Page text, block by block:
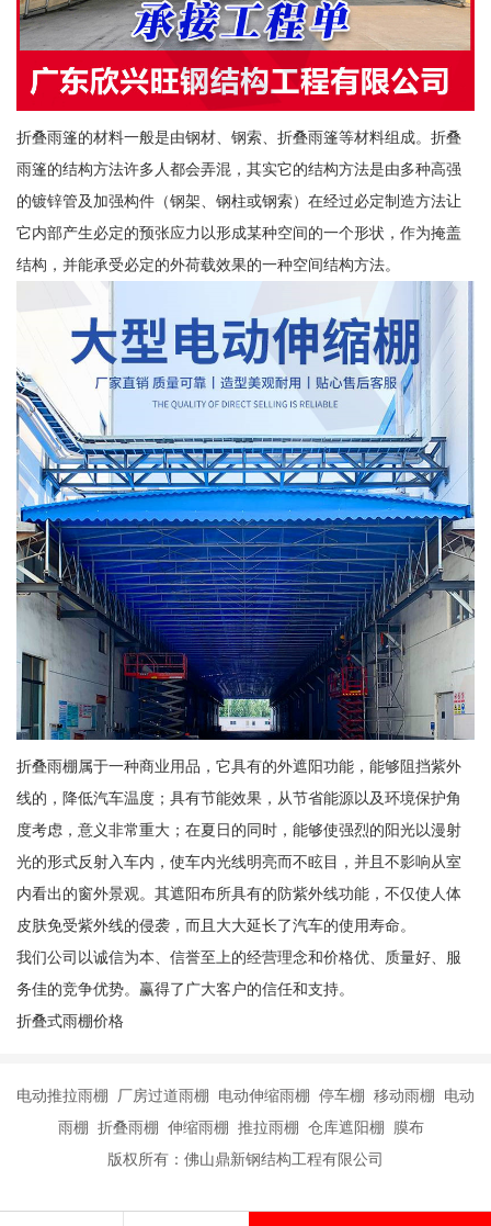
折叠雨篷的材料一般是由钢材、钢索、折叠雨篷等材料组成。折叠
雨篷的结构方法许多人都会弄混，其实它的结构方法是由多种高强
的镀锌管及加强构件（钢架、钢柱或钢索）在经过必定制造方法让
它内部产生必定的预张应力以形成某种空间的一个形状，作为掩盖
结构，并能承受必定的外荷载效果的一种空间结构方法。
折叠雨棚属于一种商业用品，它具有的外遮阳功能，能够阻挡紫外
线的，降低汽车温度；具有节能效果，从节省能源以及环境保护角
度考虑，意义非常重大；在夏日的同时，能够使强烈的阳光以漫射
光的形式反射入车内，使车内光线明亮而不眩目，并且不影响从室
内看出的窗外景观。其遮阳布所具有的防紫外线功能，不仅使人体
皮肤免受紫外线的侵袭，而且大大延长了汽车的使用寿命。
我们公司以诚信为本、信誉至上的经营理念和价格优、质量好、服
务佳的竞争优势。赢得了广大客户的信任和支持。
折叠式雨棚价格
电动推拉雨棚 厂房过道雨棚 电动伸缩雨棚 停车棚 移动雨棚 电动
雨棚 折叠雨棚 伸缩雨棚 推拉雨棚 仓库遮阳棚 膜布
版权所有：佛山鼎新钢结构工程有限公司